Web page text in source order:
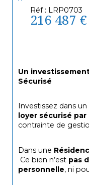
Réf : LRP0703
216 487 €
Un
Sécurisé
Investissez dans un
loyer sécurisé
contrainte de
Dans une
Ce bien n’est pas
personnelle, ni